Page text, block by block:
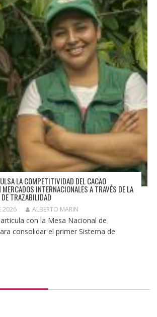
LA COMPETITIVIDAD DEL CACAO
INTERNACIONALES A TRAVÉS DE LA
TRAZABILIDAD
2026 ALBERTO MARIN
con la Mesa Nacional de
consolidar el primer Sistema de